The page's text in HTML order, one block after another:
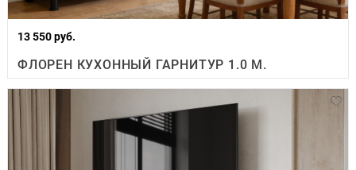
13 550 руб.
ФЛОРЕН КУХОННЫЙ ГАРНИТУР 1.0 М.